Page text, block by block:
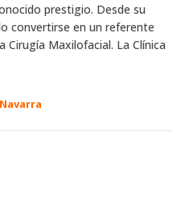
prestigio. Desde su
convertirse en un referente
Cirugía Maxilofacial. La Clínica